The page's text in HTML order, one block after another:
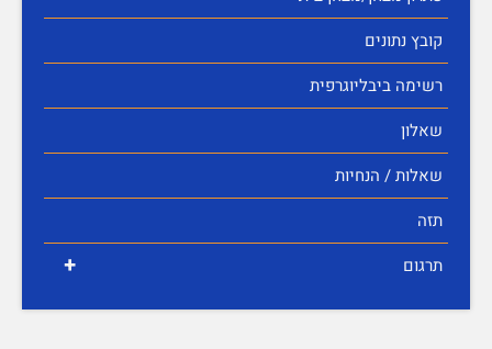
קובץ נתונים
רשימה ביבליוגרפית
שאלון
שאלות / הנחיות
תזה
+ תרגום